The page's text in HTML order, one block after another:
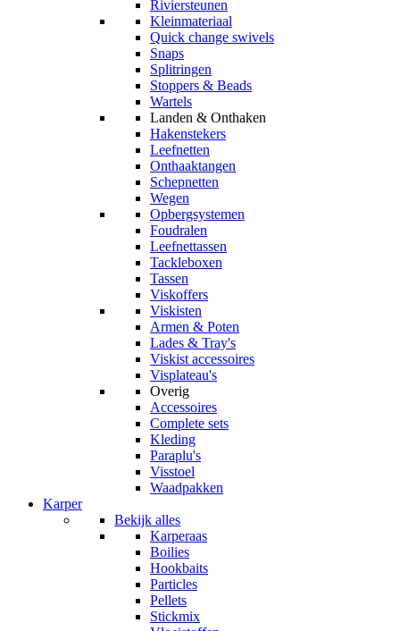
Riviersteunen
Kleinmateriaal
Quick change swivels
Snaps
Splitringen
Stoppers & Beads
Wartels
Landen & Onthaken
Hakenstekers
Leefnetten
Onthaaktangen
Schepnetten
Wegen
Opbergsystemen
Foudralen
Leefnettassen
Tackleboxen
Tassen
Viskoffers
Viskisten
Armen & Poten
Lades & Tray's
Viskist accessoires
Visplateau's
Overig
Accessoires
Complete sets
Kleding
Paraplu's
Visstoel
Waadpakken
Karper
Bekijk alles
Karperaas
Boilies
Hookbaits
Particles
Pellets
Stickmix